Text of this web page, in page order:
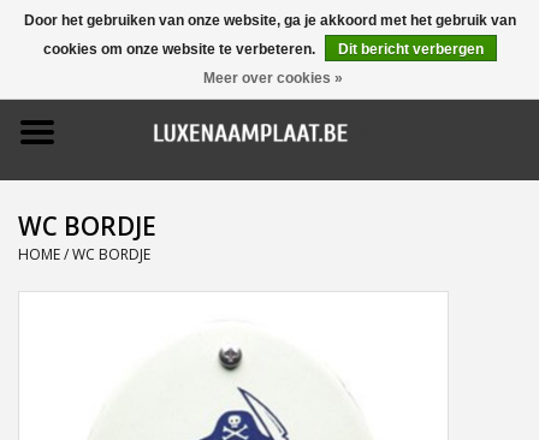
0 Artikelen - €0,00
Home
Promoties
Naamborden
WC BORDJE
HOME/WC BORDJE
Door het gebruiken van onze website, ga je akkoord met het gebruik van
cookies om onze website te verbeteren.
Dit bericht verbergen
Meer over cookies »